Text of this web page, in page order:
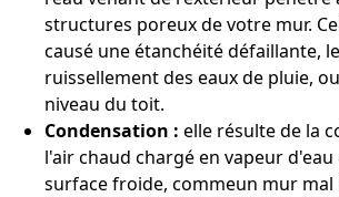
structures poreux de votre mur.
causé une étanchéité défaillante, le
ruissellement des eaux de pluie,
niveau du toit.
Condensation : elle résulte de la
l'air chaud chargé en vapeur d'eau
surface froide, commeun mur mal